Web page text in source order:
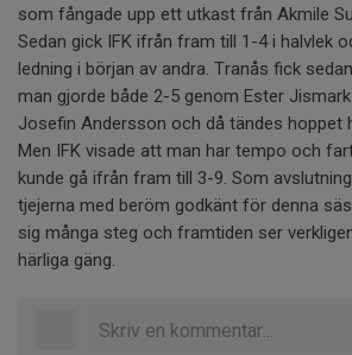
som fångade upp ett utkast från Akmile
Sedan gick IFK ifrån fram till 1-4 i halvlek
ledning i början av andra. Tranås fick
man gjorde både 2-5 genom Ester
Josefin Andersson och då tändes hoppet
Men IFK visade att man har tempo och
kunde gå ifrån fram till 3-9. Som
tjejerna med beröm godkänt för denna
sig många steg och framtiden ser
härliga gäng.